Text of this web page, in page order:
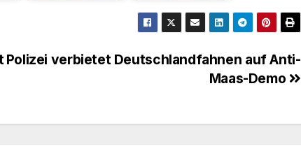
Polizei verbietet Deutschlandfahnen auf Anti-
Maas-Demo